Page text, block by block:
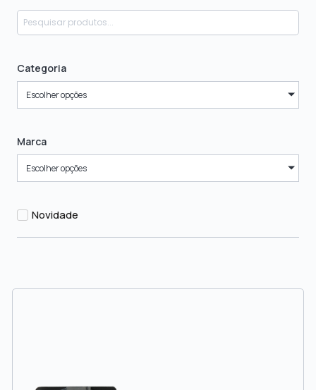
Categoria
Escolher opções
Marca
Escolher opções
Novidade